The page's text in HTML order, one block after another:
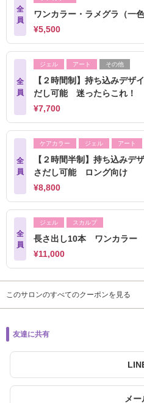
全
員
ワンカラー・ラメグラ（一
¥5,500
全
員
ジェル アート その他
【２時間制】持ち込みデ
だし可能 迷ったらこれ！
¥7,700
全
員
ケアカラー ジェル アート
【２時間半制】持ち込み
さだし可能 ロング向け
¥8,800
全
員
ジェル スカルプ
長さ出し10本 ワンカラー
¥11,000
このサロンのすべてのクーポンを見る
友達に共有
メ